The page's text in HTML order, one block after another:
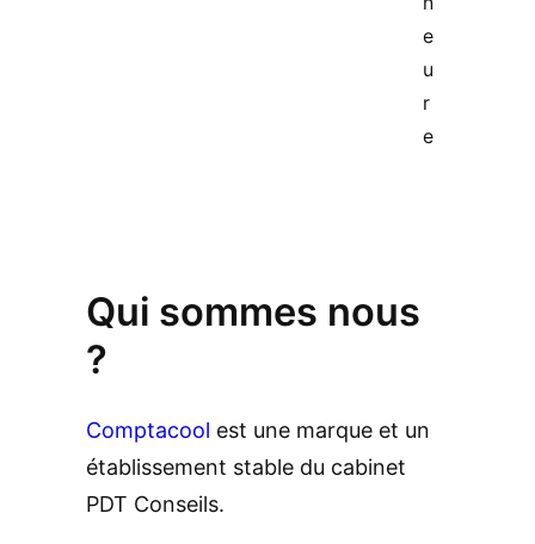
e
u
r
e
Qui sommes nous
?
Comptacool est une marque et un
établissement stable du cabinet
PDT Conseils.